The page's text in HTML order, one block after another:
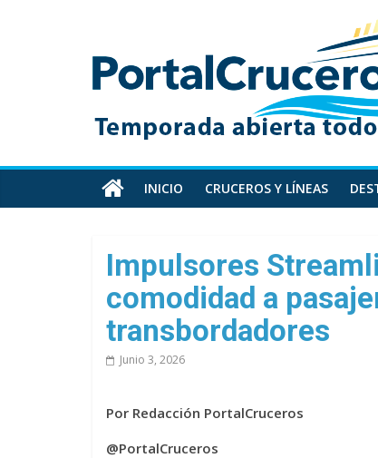
Toda
información
cruceros
en
un
sitio
INICIO CRUCEROS Y LÍNEAS
Impulsores
comodidad a
transbordadores
Junio 3, 2026
Por Redacción PortalCruceros
@PortalCruceros